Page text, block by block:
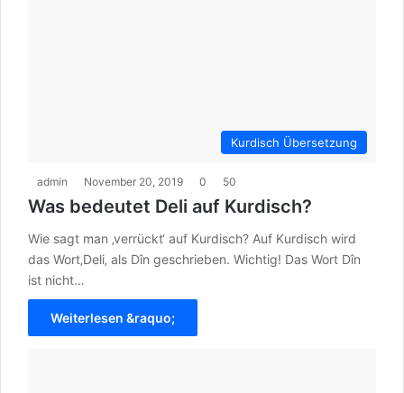
Kurdisch Übersetzung
admin November 20, 2019 0 50
Was bedeutet Deli auf Kurdisch?
Wie sagt man ‚verrückt‘ auf Kurdisch? Auf Kurdisch wird
das Wort‚Deli‚ als Dîn geschrieben. Wichtig! Das Wort Dîn
ist nicht…
Weiterlesen &raquo;